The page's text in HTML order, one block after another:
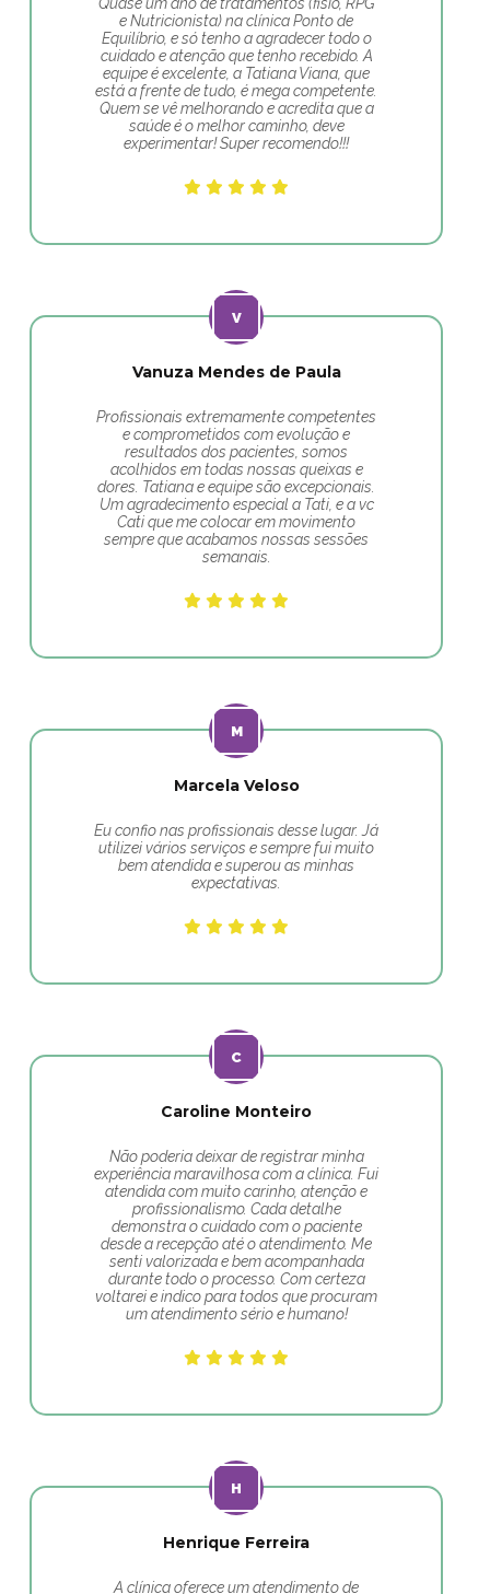
e Nutricionista) na clínica Ponto de
Equilíbrio, e só tenho a agradecer todo o
cuidado e atenção que tenho recebido. A
equipe é excelente, a Tatiana Viana, que
está a frente de tudo, é mega competente.
Quem se vê melhorando e acredita que a
saúde é o melhor caminho, deve
experimentar! Super recomendo!!!
Vanuza Mendes de Paula
Profissionais extremamente competentes
e comprometidos com evolução e
resultados dos pacientes, somos
acolhidos em todas nossas queixas e
dores. Tatiana e equipe são excepcionais.
Um agradecimento especial a Tati, e a vc
Cati que me colocar em movimento
sempre que acabamos nossas sessões
semanais.
Marcela Veloso
Eu confio nas profissionais desse lugar. Já
utilizei vários serviços e sempre fui muito
bem atendida e superou as minhas
expectativas.
Caroline Monteiro
Não poderia deixar de registrar minha
experiência maravilhosa com a clínica. Fui
atendida com muito carinho, atenção e
profissionalismo. Cada detalhe
demonstra o cuidado com o paciente
desde a recepção até o atendimento. Me
senti valorizada e bem acompanhada
durante todo o processo. Com certeza
voltarei e indico para todos que procuram
um atendimento sério e humano!
Henrique Ferreira
A clínica oferece um atendimento de